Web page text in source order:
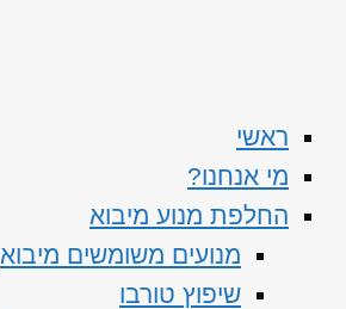
ראשי
מי אנחנו?
החלפת מנוע מיבוא
מנועים משומשים מיבוא
שיפוץ טורבו